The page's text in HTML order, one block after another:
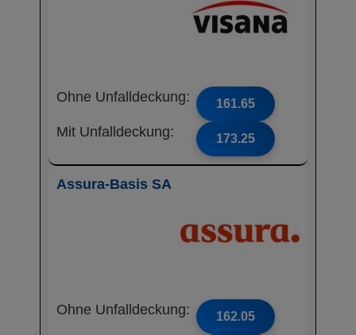
Ohne Unfalldeckung: 161.65
Mit Unfalldeckung: 173.25
Assura-Basis SA
Ohne Unfalldeckung: 162.05